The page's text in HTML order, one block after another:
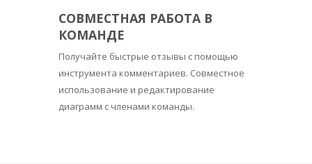
СОВМЕСТНАЯ РАБОТА В
КОМАНДЕ
Получайте быстрые отзывы с помощью
инструмента комментариев. Совместное
использование и редактирование
диаграмм с членами команды.